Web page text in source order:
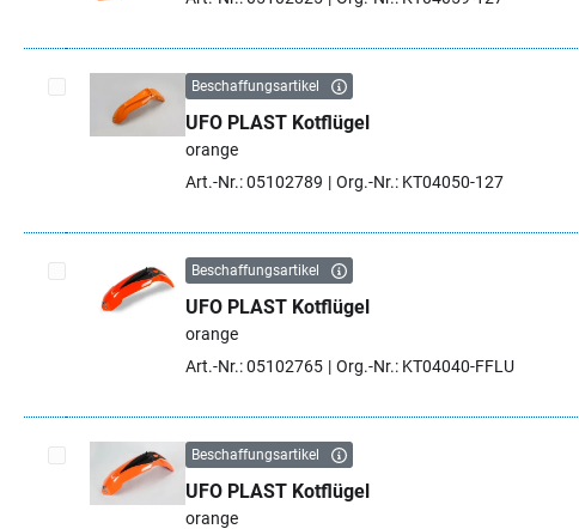
Artikel auswählen
Beschaffungsartikel
UFO PLAST Kotflügel
orange
Art.-Nr.: 05102789
Org.-Nr.: KT04050-127
Artikel auswählen
Beschaffungsartikel
UFO PLAST Kotflügel
orange
Art.-Nr.: 05102765
Org.-Nr.: KT04040-FFLU
Artikel auswählen
Beschaffungsartikel
UFO PLAST Kotflügel
orange